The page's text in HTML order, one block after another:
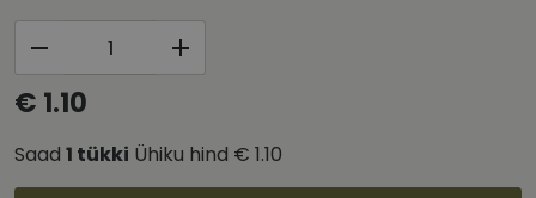
€ 1.10
Saad 1 tükki Ühiku hind € 1.10